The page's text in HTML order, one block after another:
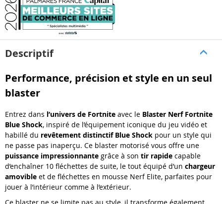
Descriptif
Performance, précision et style en un seul
blaster
Entrez dans l’univers de Fortnite avec le Blaster Nerf Fortnite
Blue Shock, inspiré de l’équipement iconique du jeu vidéo et
habillé du revêtement distinctif Blue Shock pour un style qui
ne passe pas inaperçu. Ce blaster motorisé vous offre une
puissance impressionnante grâce à son tir rapide capable
d’enchaîner 10 fléchettes de suite, le tout équipé d’un chargeur
amovible et de fléchettes en mousse Nerf Elite, parfaites pour
jouer à l’intérieur comme à l’extérieur.